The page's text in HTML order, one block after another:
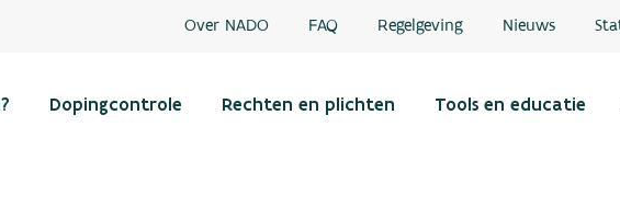
Over NADO FAQ Regelgeving Nieuws
Dopingcontrole Rechten en plichten Tools en educatie